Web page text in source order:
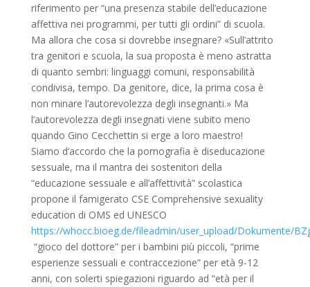
riferimento per “una presenza stabile dell’educazione
affettiva nei programmi, per tutti gli ordini” di scuola.
Ma allora che cosa si dovrebbe insegnare? «Sull’attrito
tra genitori e scuola, la sua proposta è meno astratta
di quanto sembri: linguaggi comuni, responsabilità
condivisa, tempo. Da genitore, dice, la prima cosa è
non minare l’autorevolezza degli insegnanti.» Ma
l’autorevolezza degli insegnati viene subito meno
quando Gino Cecchettin si erge a loro maestro!
Siamo d’accordo che la pornografia è diseducazione
sessuale, ma il mantra dei sostenitori della
“educazione sessuale e all’affettività” scolastica
propone il famigerato CSE Comprehensive sexuality
education di OMS ed UNESCO
https://whocc.bioeg.de/fileadmin/user_upload/Dokumente/
“gioco del dottore” per i bambini più piccoli, “prime
esperienze sessuali e contraccezione” per età 9-12
anni, con solerti spiegazioni riguardo ad “età per il